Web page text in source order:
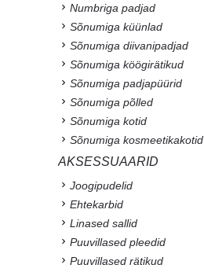
Numbriga padjad
Sõnumiga küünlad
Sõnumiga diivanipadjad
Sõnumiga köögirätikud
Sõnumiga padjapüürid
Sõnumiga põlled
Sõnumiga kotid
Sõnumiga kosmeetikakotid
AKSESSUAARID
Joogipudelid
Ehtekarbid
Linased sallid
Puuvillased pleedid
Puuvillased rätikud